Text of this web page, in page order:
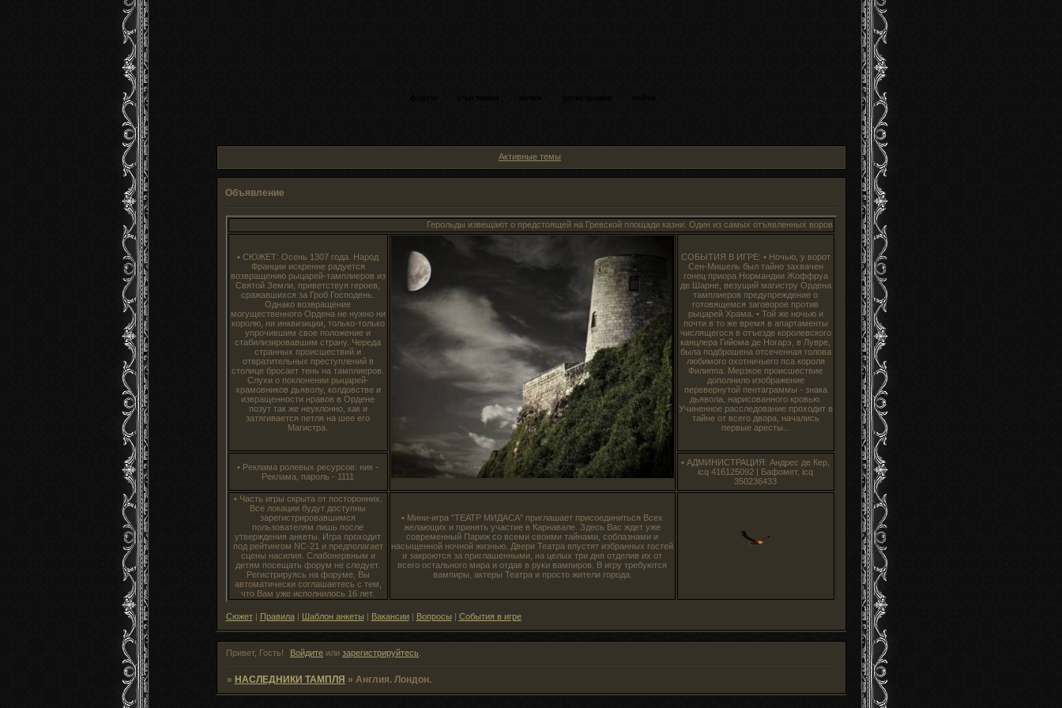
Активные темы
Объявление
Герольды извещают о предстоящей на Гревской площади казни. Один из самых отъявленных воров небезызвестного Двора Чудес будет повешен на площади
• СЮЖЕТ: Осень 1307 года. Народ
Франции искренне радуется
возвращению рыцарей-тамплиеров из
Святой Земли, приветствуя героев,
сражавшихся за Гроб Господень.
Однако возвращение
могущественного Ордена не нужно ни
королю, ни инквизиции, только-только
упрочившим свое положение и
стабилизировавшим страну. Череда
странных происшествий и
отвратительных преступлений в
столице бросает тень на тамплиеров.
Слухи о поклонении рыцарей-
храмовников дьяволу, колдовстве и
извращенности нравов в Ордене
позут так же неуклонно, как и
затягивается петля на шее его
Магистра.
СОБЫТИЯ В ИГРЕ: • Ночью, у ворот
Cен-Мишель был тайно захвачен
гонец приора Нормандии Жоффруа
де Шарне, везущий магистру Ордена
тамплиеров предупреждение о
готовящемся заговорое против
рыцарей Храма. • Той же ночью и
почти в то же время в апартаменты
числящегося в отъезде королевского
канцлера Гийома де Ногарэ, в Лувре,
была подброшена отсеченная голова
любимого охотничьего пса короля
Филиппа. Мерзкое происшествие
дополнило изображение
перевернутой пентаграммы - знака
дьявола, нарисованного кровью.
Учиненное расследование проходит в
тайне от всего двора, начались
первые аресты...
• Реклама ролевых ресурсов: ник -
Реклама, пароль - 1111
• АДМИНИСТРАЦИЯ: Андрес де Кер,
icq 416125092 | Бафомет, icq
350236433
• Часть игры скрыта от посторонних.
Все локации будут доступны
зарегистрировавшимся
пользователям лишь после
утверждения анкеты. Игра проходит
под рейтингом NC-21 и предполагает
сцены насилия. Слабонервным и
детям посещать форум не следует.
Регистрируясь на форуме, Вы
автоматически соглашаетесь с тем,
что Вам уже исполнилось 16 лет.
• Мини-игра "ТЕАТР МИДАСА" приглашает присоединиться Всех
желающих и принять участие в Карнавале. Здесь Вас ждет уже
современный Париж со всеми своими тайнами, соблазнами и
насыщенной ночной жизнью. Двери Театра впустят избранных гостей
и закроются за приглашенными, на целых три дня отделив их от
всего остального мира и отдав в руки вампиров. В игру требуются
вампиры, актеры Театра и просто жители города.
Сюжет| Правила| Шаблон анкеты | Вакансии| Вопросы | События в игре
Привет, Гость! Войдите или зарегистрируйтесь
» НАСЛЕДНИКИ ТАМПЛЯ » Англия. Лондон.